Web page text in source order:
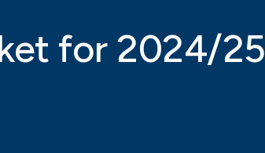
for 2024/25